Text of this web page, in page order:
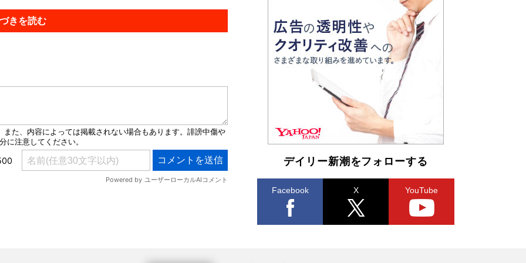
きを読む
「『火垂るの墓』は、大嘘である」原作者が抱き
続けた“自責の念”とは…「自己憐憫は描きたくな
い」監督が徹底的にこだわったこと（後編） #
戦争の記憶
Book Bang
デイリー新潮をフォローする
Facebook X YouTube